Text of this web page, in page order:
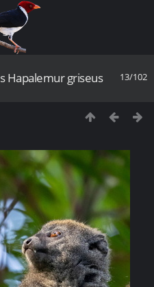
13/102
Hapalemur griseus